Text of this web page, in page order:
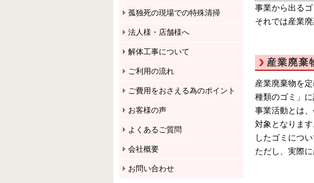
事業から出る
それでは産業
産業廃棄
産業廃棄物を
種類のゴミ」
事業活動とは
対象となりま
したゴミにつ
ただし、実際
孤独死の現場での特殊清掃
法人様・店舗様へ
解体工事について
ご利用の流れ
ご費用をおさえる為のポイント
お客様の声
よくあるご質問
会社概要
お問い合わせ